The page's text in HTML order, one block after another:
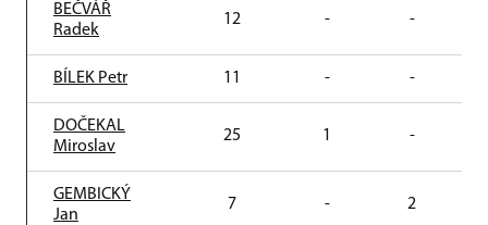
BEČVÁŘ
Radek
12 - -
BÍLEK Petr 11 - -
DOČEKAL
Miroslav
25 1 -
GEMBICKÝ
Jan
7 - 2